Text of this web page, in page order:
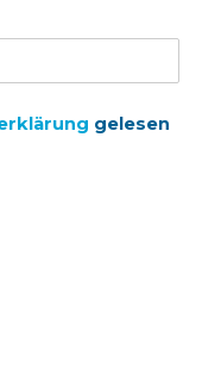
gelesen